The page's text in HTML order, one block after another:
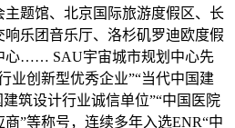
主题馆、北京国际旅游度假区、长
乐团音乐厅、洛杉矶罗迪欧度假
心…… SAU宇宙城市规划中心先
业创新型优秀企业”“当代中国建
筑设计行业诚信单位”“中国医院
”等称号，连续多年入选ENR“中